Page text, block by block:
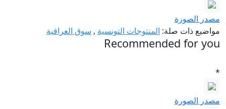
مصدر الصورة
مواضيع ذات صلة: المنتوجات التونسية , سوق العراقية
Recommended for you
*
مصدر الصورة